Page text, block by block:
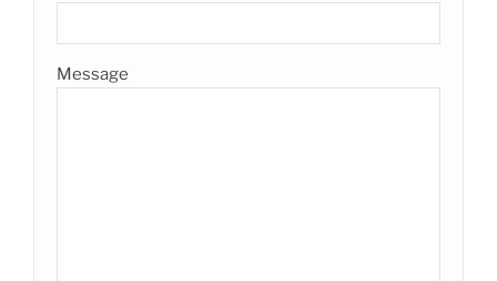
Message